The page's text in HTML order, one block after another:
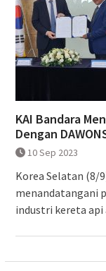
KAI Bandara
Dengan
10 Sep 2023
Korea Selatan (8/
menandatangani
industri kereta api